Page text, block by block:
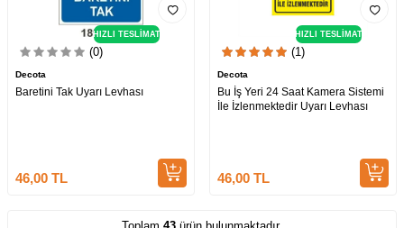
HIZLI TESLİMAT
(0)
Decota
Baretini Tak Uyarı Levhası
46,00 TL
HIZLI TESLİMAT
(1)
Decota
Bu İş Yeri 24 Saat Kamera Sistemi
İle İzlenmektedir Uyarı Levhası
46,00 TL